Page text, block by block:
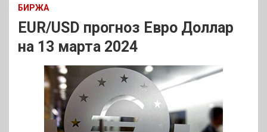
БИРЖА
EUR/USD прогноз Евро Доллар
на 13 марта 2024